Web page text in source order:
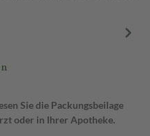
Sie die Packungsbeilage
oder in Ihrer Apotheke.